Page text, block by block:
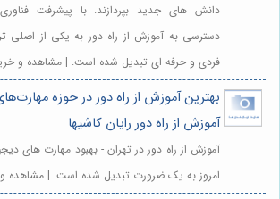
دانش های جدید بپردازند. با پیشرفت
دسترسی به آموزش از راه دور به یکی از
فردی و حرفه ای تبدیل شده است. | مشاهده و
بهترین آموزش از راه دور در حوزه
آموزش از راه دور رایان کاشیها
آموزش از راه دور در تهران - بهبود مهارت های
امروز به یک ضرورت تبدیل شده است. | مشاهده